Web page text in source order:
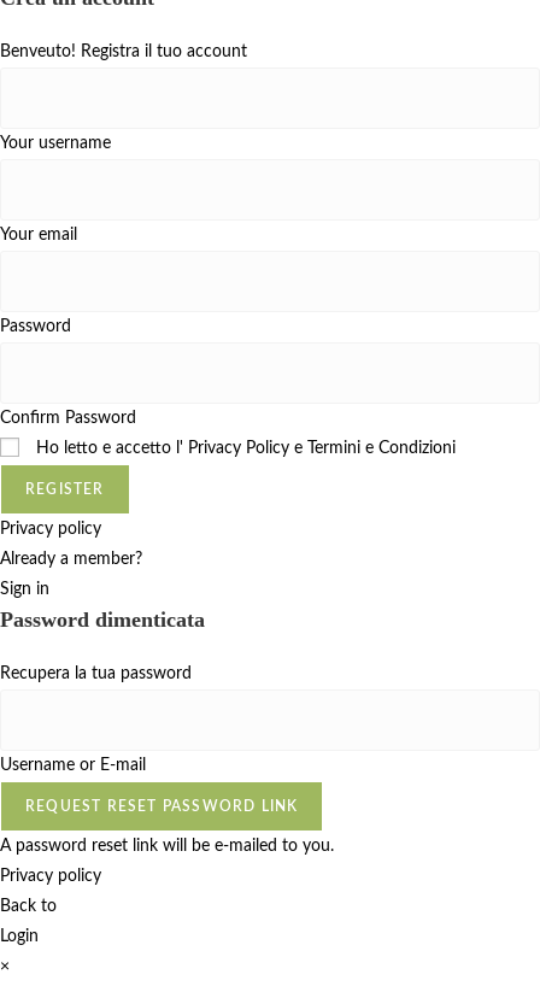
Benveuto! Registra il tuo account
Your username
Your email
Password
Confirm Password
Ho letto e accetto l' Privacy Policy e Termini e Condizioni
REGISTER
Privacy policy
Already a member?
Sign in
Password dimenticata
Recupera la tua password
Username or E-mail
REQUEST RESET PASSWORD LINK
A password reset link will be e-mailed to you.
Privacy policy
Back to
Login
×